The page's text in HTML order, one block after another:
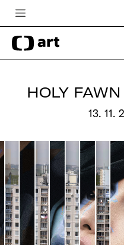
Česká televize
Zpravodajství
Pro děti
edu
Vše o ČT
HOLY
13. 11.